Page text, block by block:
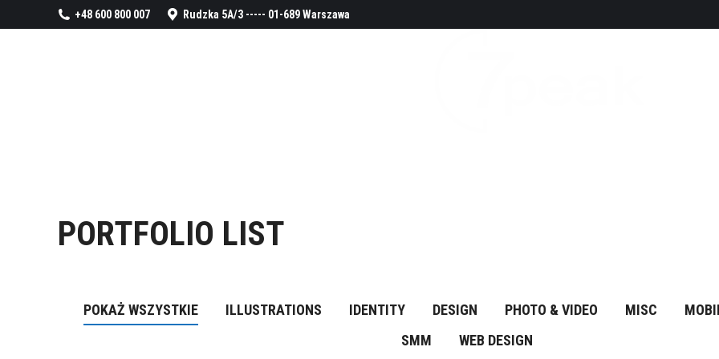
+48 600 800 007 Rudzka 5A/3 ----- 01-689 Warszawa
PORTFOLIO LIST
POKAŻ WSZYSTKIE ILLUSTRATIONS IDENTITY DESIGN PHOTO & VIDEO MISC
SMM
WEB DESIGN